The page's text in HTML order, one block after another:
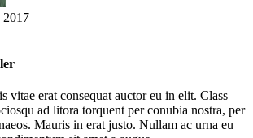
2017
vitae erat consequat auctor eu in elit. Class
ad litora torquent per conubia nostra, per
Mauris in erat justo. Nullam ac urna eu